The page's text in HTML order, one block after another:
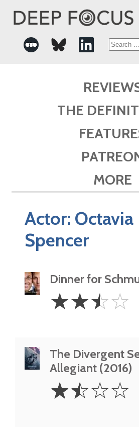
Search
THE
MORE
Actor: Octavia
Spencer
Dinner for
2.5
Stars
☆☆☆☆
The Divergent
Allegiant (2016)
1.5
Stars
☆☆☆☆